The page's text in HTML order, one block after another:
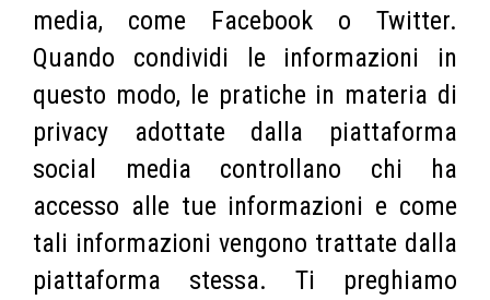
media, come Facebook o Twitter.
Quando condividi le informazioni in
questo modo, le pratiche in materia di
privacy adottate dalla piattaforma
social media controllano chi ha
accesso alle tue informazioni e come
tali informazioni vengono trattate dalla
piattaforma stessa. Ti preghiamo